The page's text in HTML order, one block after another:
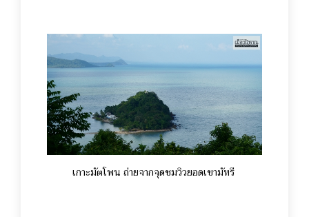
เกาะมัตโพน ถ่ายจากจุดชมวิวยอดเขามัทรี